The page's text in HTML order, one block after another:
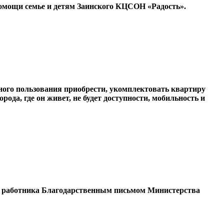
семье и детям Заинского КЦСОН «Радость».
пользования приобрести, укомплектовать квартиру
где он живет, не будет доступности, мобильность и
работника Благодарственным письмом Министерства